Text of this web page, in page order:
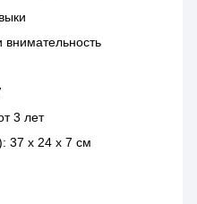
внимательность
3 лет
37 х 24 х 7 см